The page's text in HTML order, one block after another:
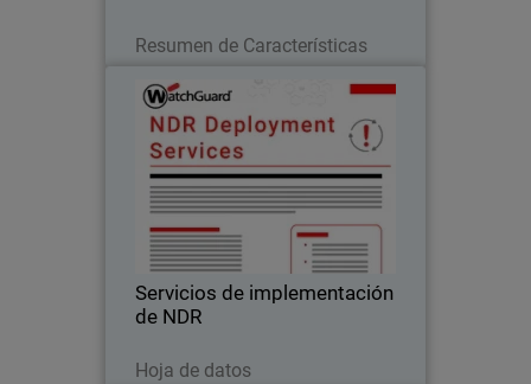
Resumen de Características
Servicios de implementación
de NDR
Hoja de datos
Servicios de implementación de
NDR
Los servicios de implementación de
NDR de WatchGuard garantizan una
configuración rápida y dirigida por
expertos para que pueda acelerar su
inversión en detección y respuesta de